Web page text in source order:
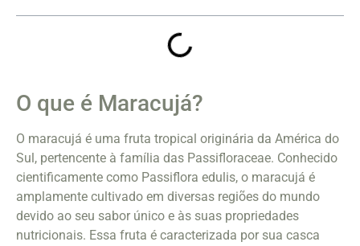
O que é Maracujá?
O maracujá é uma fruta tropical originária da América do
Sul, pertencente à família das Passifloraceae. Conhecido
cientificamente como Passiflora edulis, o maracujá é
amplamente cultivado em diversas regiões do mundo
devido ao seu sabor único e às suas propriedades
nutricionais. Essa fruta é caracterizada por sua casca